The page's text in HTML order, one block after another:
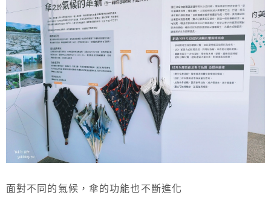
面對不同的氣候，傘的功能也不斷進化